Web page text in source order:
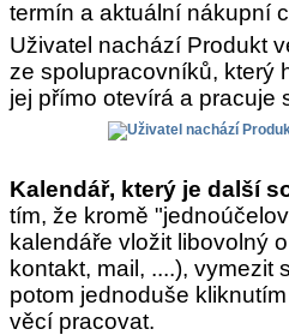
termín a aktuální nákupní
Uživatel nachází Produkt
ze spolupracovníků, který
jej přímo otevírá a pracuje
Kalendář, který je další
tím, že kromě
kalendáře vložit libovolný
kontakt, mail, ....), vymezit
potom jednoduše
věcí pracovat.